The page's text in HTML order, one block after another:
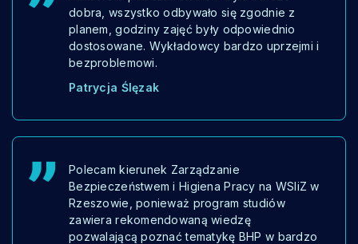
dobra, wszystko odbywało się zgodnie z
planem, godziny zajęć były odpowiednio
dostosowane. Wykładowcy bardzo uprzejmi i
bezproblemowi.
Patrycja Ślęzak
Polecam kierunek Zarządzanie
Bezpieczeństwem i Higiena Pracy na WSIiZ w
Rzeszowie, ponieważ program studiów
zawiera rekomendowaną wiedzę
pozwalającą poznać tematykę BHP w bardzo